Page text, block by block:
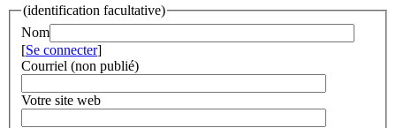
(identification facultative)
Nom
[Se connecter]
Courriel (non publié)
Votre site web